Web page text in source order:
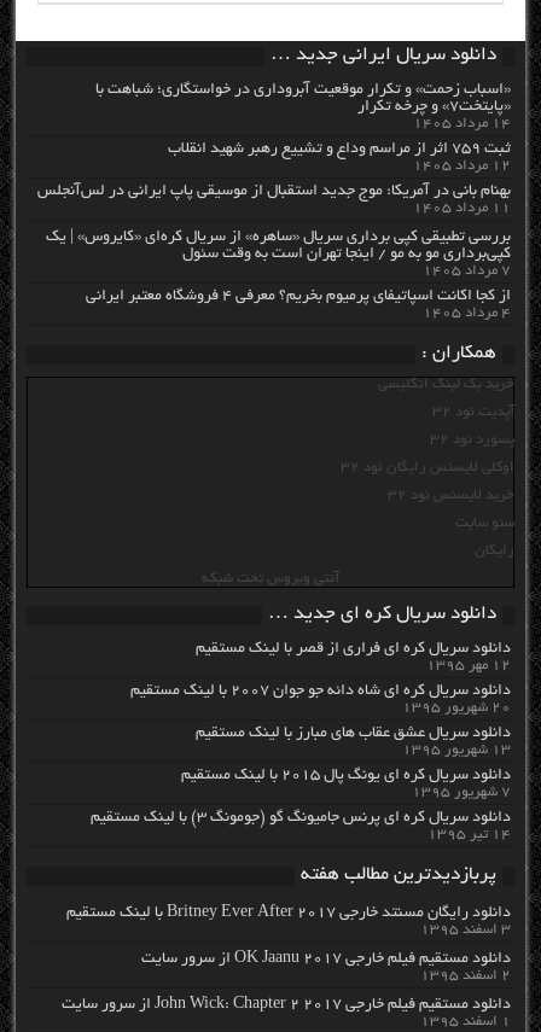
دانلود سریال ایرانی جدید …
«اسباب زحمت» و تکرار موقعیت آبروداری در خواستگاری؛ شباهت با
«پایتخت۷» و چرخه تکرار
۱۴ مرداد ۱۴۰۵
ثبت ۷۵۹ اثر از مراسم وداع و تشییع رهبر شهید انقلاب
۱۲ مرداد ۱۴۰۵
بهنام بانی در آمریکا: موج جدید استقبال از موسیقی پاپ ایرانی در لس‌آنجلس
۱۱ مرداد ۱۴۰۵
بررسی تطبیقی کپی برداری سریال «ساهره» از سریال کره‌ای «کایروس» | یک
کپی‌برداری مو به مو / اینجا تهران است به وقت سئول
۷ مرداد ۱۴۰۵
از کجا اکانت اسپاتیفای پرمیوم بخریم؟ معرفی ۴ فروشگاه معتبر ایرانی
۴ مرداد ۱۴۰۵
همکاران :
خرید بک لینک انگلیسی
آپدیت نود 32
پسورد نود 32
اوکلی لایسنس رایگان نود 32
خرید لایسنس نود 32
سئو سایت
رایگان
آنتی ویروس تحت شبکه
دانلود سریال کره ای جدید …
دانلود سریال کره ای فراری از قصر با لینک مستقیم
۱۲ مهر ۱۳۹۵
دانلود سریال کره ای شاه دائه جو جوان ۲۰۰۷ با لینک مستقیم
۲۰ شهریور ۱۳۹۵
دانلود سریال عشق عقاب های مبارز با لینک مستقیم
۱۳ شهریور ۱۳۹۵
دانلود سریال کره ای یونگ پال ۲۰۱۵ با لینک مستقیم
۷ شهریور ۱۳۹۵
دانلود سریال کره ای پرنس جامیونگ گو (جومونگ ۳) با لینک مستقیم
۱۴ تیر ۱۳۹۵
پربازدیدترین مطالب هفته
دانلود رایگان مسنتد خارجی Britney Ever After 2017 با لینک مستقیم
۳ اسفند ۱۳۹۵
دانلود مستقیم فیلم خارجی OK Jaanu 2017 از سرور سایت
۲ اسفند ۱۳۹۵
دانلود مستقیم فیلم خارجی John Wick: Chapter 2 2017 از سرور سایت
۱ اسفند ۱۳۹۵